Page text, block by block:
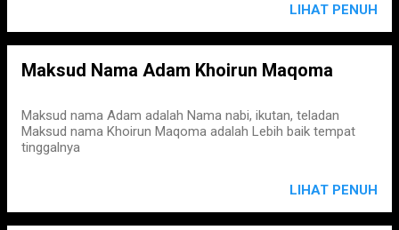
LIHAT PENUH
Maksud Nama Adam Khoirun Maqoma
Maksud nama Adam adalah Nama nabi, ikutan, teladan
Maksud nama Khoirun Maqoma adalah Lebih baik tempat
tinggalnya
LIHAT PENUH